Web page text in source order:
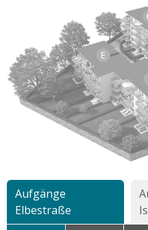
Aufgänge
Elbestraße